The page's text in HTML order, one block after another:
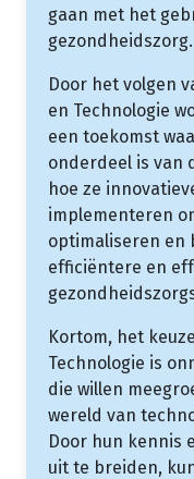
gaan met het
gezondheidszorg.
Door het volgen
en Technologie
een toekomst
onderdeel is van
hoe ze
implementeren
optimaliseren en
efficiëntere en
Kortom, het
Technologie is
die willen
wereld van
Door hun kennis
uit te breiden,